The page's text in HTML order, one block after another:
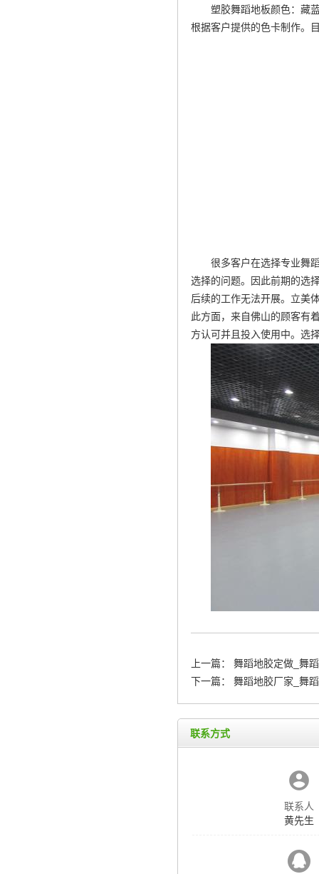
塑胶舞蹈地板颜色：藏
根据客户提供的色卡制作。
很多客户在选择专业舞
选择的问题。因此前期的选
后续的工作无法开展。立美
此方面，来自佛山的顾客有
方认可并且投入使用中。选
上一篇：
舞蹈地胶定做_舞
下一篇：
舞蹈地胶厂家_舞
联系方式
联系人
黄先生